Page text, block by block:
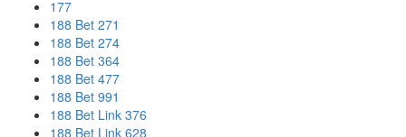
177
188 Bet 271
188 Bet 274
188 Bet 364
188 Bet 477
188 Bet 991
188 Bet Link 376
188 Bet Link 628